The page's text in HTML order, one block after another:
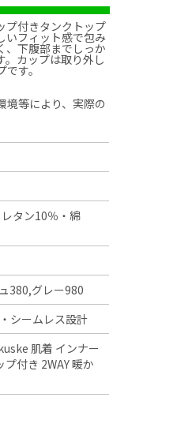
プ付きタンクトップ
いフィット感で包み
、下腹部までしっか
。カップは取り外し
す。
等により、実際の
タン10％・綿
380,グレー980
シームレス設計
肌着 インナー
付き 2WAY 暖か